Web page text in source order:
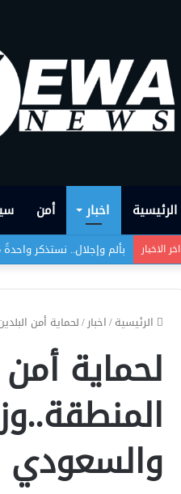
الرئيسية اخبار أمن
اخر الاخبار بألم وإجلال.. نستذكر
الرئيسية/اخبار/لحماية أمن
لحماية
والسعودي